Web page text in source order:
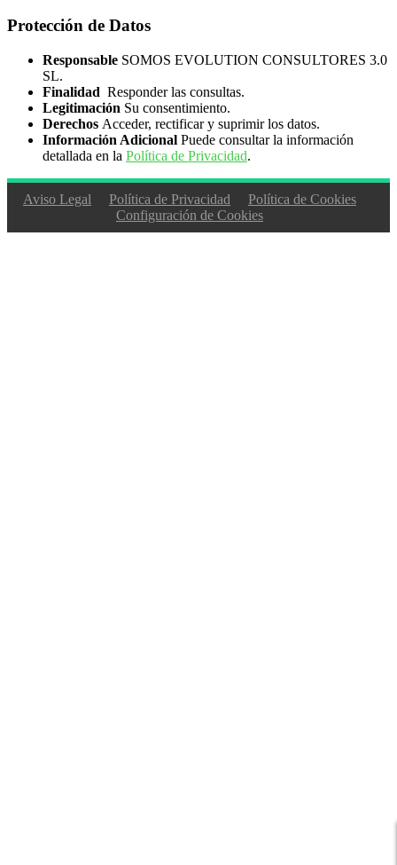
Protección de Datos
Responsable SOMOS EVOLUTION CONSULTORES 3.0
SL.
Finalidad Responder las consultas.
Legitimación Su consentimiento.
Derechos Acceder, rectificar y suprimir los datos.
Información Adicional Puede consultar la información
detallada en la Política de Privacidad.
Aviso Legal Política de Privacidad
Política de Cookies
Configuración de Cookies